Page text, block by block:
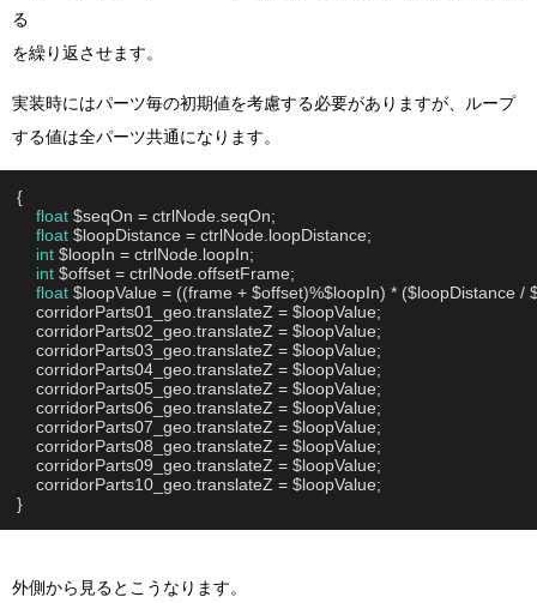
る
を繰り返させます。
実装時にはパーツ毎の初期値を考慮する必要がありますが、ループ
する値は全パーツ共通になります。
{
float $seqOn = ctrlNode.seqOn;
float $loopDistance = ctrlNode.loopDistance;
int $loopIn = ctrlNode.loopIn;
int $offset = ctrlNode.offsetFrame;
float $loopValue = ((frame + $offset)%$loopIn) * ($loopDistance /
    corridorParts01_geo.translateZ = $loopValue;
    corridorParts02_geo.translateZ = $loopValue;
    corridorParts03_geo.translateZ = $loopValue;
    corridorParts04_geo.translateZ = $loopValue;
    corridorParts05_geo.translateZ = $loopValue;
    corridorParts06_geo.translateZ = $loopValue;
    corridorParts07_geo.translateZ = $loopValue;
    corridorParts08_geo.translateZ = $loopValue;
    corridorParts09_geo.translateZ = $loopValue;
    corridorParts10_geo.translateZ = $loopValue;
}
外側から見るとこうなります。